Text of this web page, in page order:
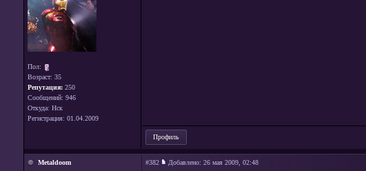
Пол:
Возраст: 35
Репутация: 250
Сообщений: 946
Откуда: Нск
Регистрация: 01.04.2009
Профиль
Metaldoom #382 Добавлено: 26 мая 2009, 02:48